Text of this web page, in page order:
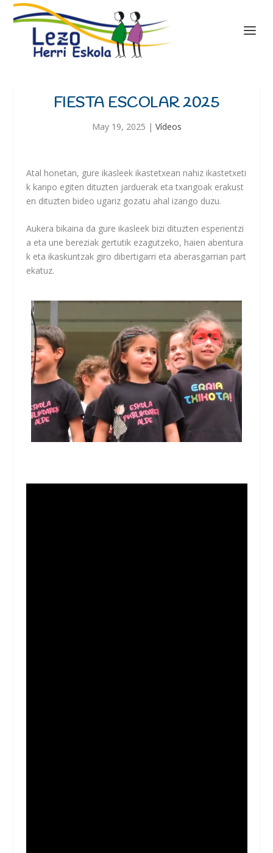
FIESTA ESCOLAR 2025
May 19, 2025 | Vídeos
Atal honetan, gure ikasleek ikastetxean nahiz ikastetxeti
k kanpo egiten dituzten jarduerak eta txangoak erakust
en dituzten bideo ugariz gozatu ahal izango duzu.
Aukera bikaina da gure ikasleek bizi dituzten esperientzi
a eta une bereziak gertutik ezagutzeko, haien abentura
k eta ikaskuntzak giro dibertigarri eta aberasgarrian part
ekatuz.